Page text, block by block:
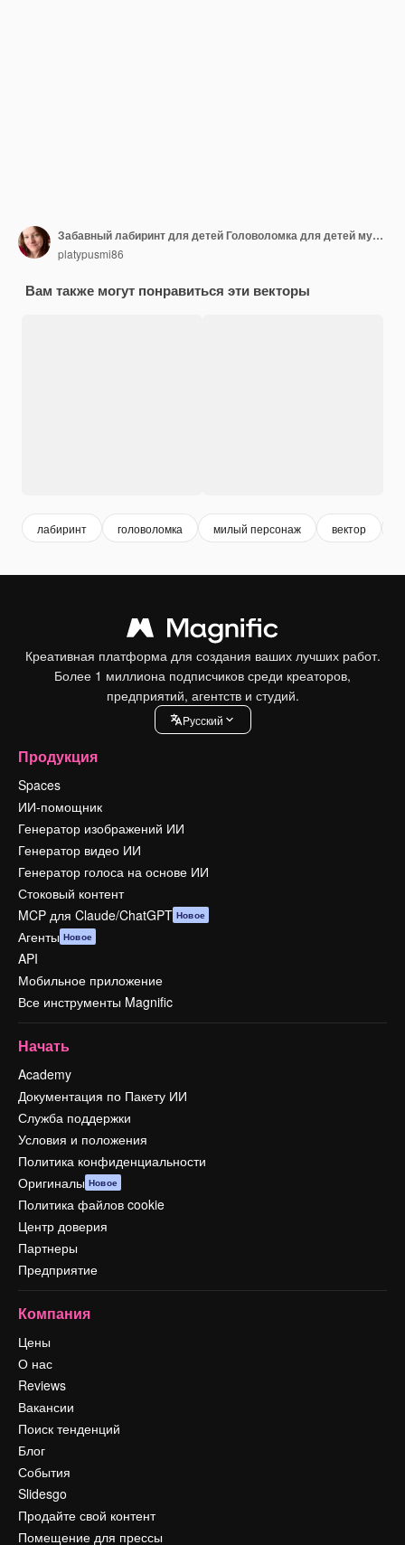
Забавный лабиринт для детей Головоломка для детей мультипликационный персонаж Загадка лабиринта Найти правильный путь Векторная иллюстрация
platypusmi86
Вам также могут понравиться эти векторы
лабиринт головоломка милый персонаж вектор
Креативная платформа для создания ваших лучших работ.
Более 1 миллиона подписчиков среди креаторов,
предприятий, агентств и студий.
Pусский
Продукция
Spaces
ИИ-помощник
Генератор изображений ИИ
Генератор видео ИИ
Генератор голоса на основе ИИ
Стоковый контент
MCP для Claude/ChatGPT Новое
Агенты Новое
API
Мобильное приложение
Все инструменты Magnific
Начать
Academy
Документация по Пакету ИИ
Служба поддержки
Условия и положения
Политика конфиденциальности
Оригиналы Новое
Политика файлов cookie
Центр доверия
Партнеры
Предприятие
Компания
Цены
О нас
Reviews
Вакансии
Поиск тенденций
Блог
События
Slidesgo
Продайте свой контент
Помещение для прессы